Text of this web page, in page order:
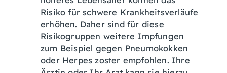
Risiko für schwere Krankheitsverläufe
erhöhen. Daher sind für diese
Risikogruppen weitere Impfungen
zum Beispiel gegen Pneumokokken
oder Herpes zoster empfohlen. Ihre